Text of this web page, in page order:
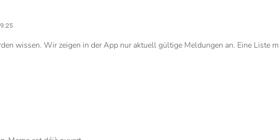
wissen. Wir zeigen in der App nur aktuell gültige Meldungen an. Eine Liste